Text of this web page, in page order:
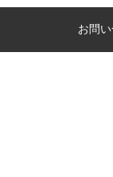
お問